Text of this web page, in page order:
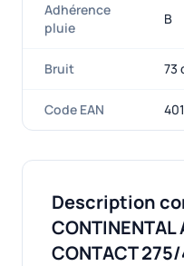
Adhérence
pluie
B
Bruit 73
Code EAN
Description
CONTINENTAL
CONTACT